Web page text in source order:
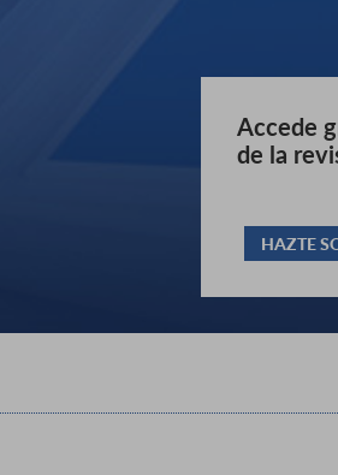
Accede
de la
HAZTE